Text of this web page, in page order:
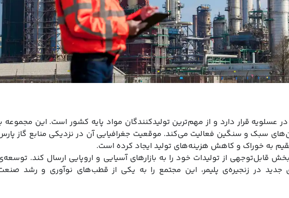
عسلویه قرار دارد و از مهم‌ترین تولیدکنندگان مواد پایه کشور است. این مجموعه
سبک و سنگین فعالیت می‌کند. موقعیت جغرافیایی آن در نزدیکی منابع گاز
به خوراک و کاهش هزینه‌های تولید ایجاد کرده است.
قابل‌توجهی از تولیدات خود را به بازارهای آسیایی و اروپایی ارسال کند.
جدید در زنجیره‌ی پلیمر، این مجتمع را به یکی از قطب‌های نوآوری و رشد